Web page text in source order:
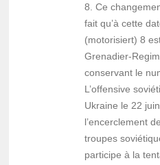
8. Ce
fait qu’à cette
(motorisiert) 8
Grenadier-
conservant le
L’offensive
Ukraine le 22
l’encerclement
troupes
participe à la